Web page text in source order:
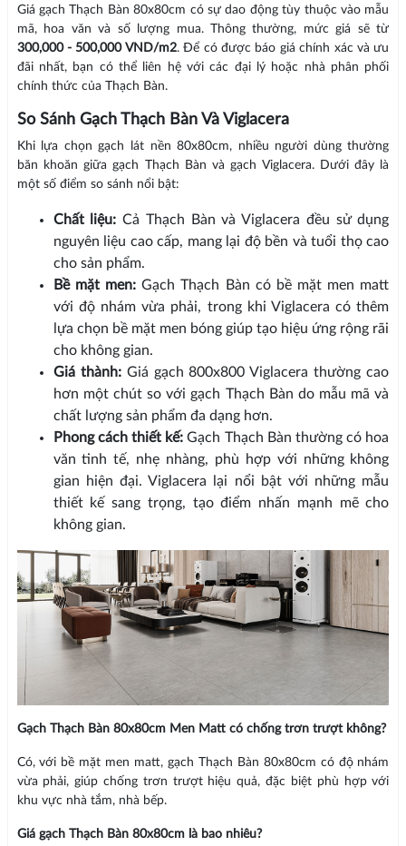
Giá gạch Thạch Bàn 80x80cm có sự dao động tùy thuộc vào mẫu
mã, hoa văn và số lượng mua. Thông thường, mức giá sẽ từ
300,000 - 500,000 VND/m2. Để có được báo giá chính xác và ưu
đãi nhất, bạn có thể liên hệ với các đại lý hoặc nhà phân phối
chính thức của Thạch Bàn.
So Sánh Gạch Thạch Bàn Và Viglacera
Khi lựa chọn gạch lát nền 80x80cm, nhiều người dùng thường
băn khoăn giữa gạch Thạch Bàn và gạch Viglacera. Dưới đây là
một số điểm so sánh nổi bật:
Chất liệu: Cả Thạch Bàn và Viglacera đều sử dụng
nguyên liệu cao cấp, mang lại độ bền và tuổi thọ cao
cho sản phẩm.
Bề mặt men:Gạch Thạch Bàn có bề mặt men matt
với độ nhám vừa phải, trong khi Viglacera có thêm
lựa chọn bề mặt men bóng giúp tạo hiệu ứng rộng rãi
cho không gian.
Giá thành:Giá gạch 800x800 Viglacera thường cao
hơn một chút so với gạch Thạch Bàn do mẫu mã và
chất lượng sản phẩm đa dạng hơn.
Phong cách thiết kế: Gạch Thạch Bàn thường có hoa
văn tinh tế, nhẹ nhàng, phù hợp với những không
gian hiện đại. Viglacera lại nổi bật với những mẫu
thiết kế sang trọng, tạo điểm nhấn mạnh mẽ cho
không gian.
Gạch Thạch Bàn 80x80cm Men Matt có chống trơn trượt không?
Có, với bề mặt men matt, gạch Thạch Bàn 80x80cm có độ nhám
vừa phải, giúp chống trơn trượt hiệu quả, đặc biệt phù hợp với
khu vực nhà tắm, nhà bếp.
Giá gạch Thạch Bàn 80x80cm là bao nhiêu?